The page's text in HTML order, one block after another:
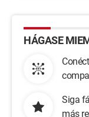
HÁGASE
Siga
más